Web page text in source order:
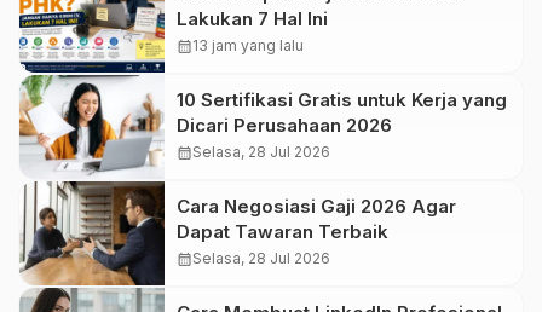
Lakukan 7 Hal Ini
calendar_month13 jam yang lalu
10 Sertifikasi Gratis untuk Kerja yang
Dicari Perusahaan 2026
calendar_monthSelasa, 28 Jul 2026
Cara Negosiasi Gaji 2026 Agar
Dapat Tawaran Terbaik
calendar_monthSelasa, 28 Jul 2026